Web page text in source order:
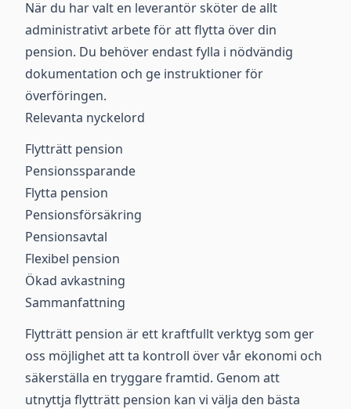
När du har valt en leverantör sköter de allt
administrativt arbete för att flytta över din
pension. Du behöver endast fylla i nödvändig
dokumentation och ge instruktioner för
överföringen.
Relevanta nyckelord
Flytträtt pension
Pensionssparande
Flytta pension
Pensionsförsäkring
Pensionsavtal
Flexibel pension
Ökad avkastning
Sammanfattning
Flytträtt pension är ett kraftfullt verktyg som ger
oss möjlighet att ta kontroll över vår ekonomi och
säkerställa en tryggare framtid. Genom att
utnyttja flytträtt pension kan vi välja den bästa